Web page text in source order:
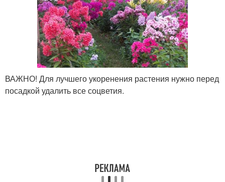
ВАЖНО! Для лучшего укоренения растения нужно перед
посадкой удалить все соцветия.